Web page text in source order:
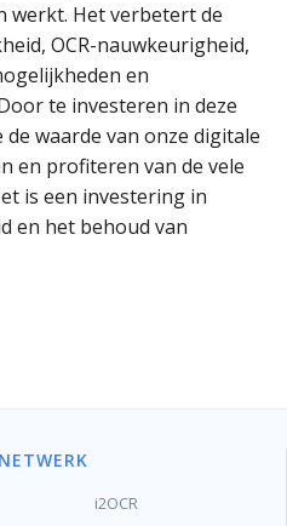
werkt. Het verbetert de
OCR-nauwkeurigheid,
en
te investeren in deze
waarde van onze digitale
en profiteren van de vele
is een investering in
en het behoud van
i2OCR